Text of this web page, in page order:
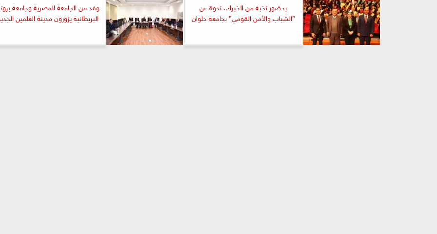
بحضور نخبة من الخبراء.. ندوة عن
”الشباب والأمن القومي” بجامعة حلوان
وفد من الجامعة المصرية وجامعة
البريطانية يزورون مدينة العلمين